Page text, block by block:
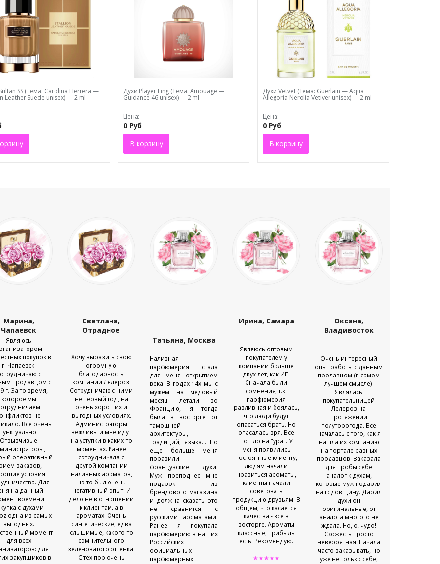
SS (Тема: Carolina Herrera —
Leather Suede unisex) — 2 ml
Духи Plaуеr Fing (Тема: Amouage —
Guidance 46 unisex) — 2 ml
Цена:
0 Руб
В корзину
Духи Vеtvеt (Тема: Guerlain — Aqua
Allegoria Nerolia Vetiver unisex) — 2 ml
Цена:
0 Руб
В корзину
Марина,
Чапаевск
Являюсь
покупок в
г. Чапаевск.
с
продавцом с
г. За то время,
которое мы
не
Все очень
пунктуально.
Отзывчивые
оперативный
заказов,
условия
Для
на данный
времени
с духами
одна из самых
выгодных.
момент
для всех
для
закупщиков в
Светлана,
Отрадное
Хочу выразить свою
огромную
благодарность
компании Лелероз.
Сотрудничаю с ними
не первый год, на
очень хороших и
выгодных условиях.
Администраторы
вежливы и мне идут
на уступки в каких-то
моментах. Ранее
сотрудничала с
другой компании
наливных ароматов,
но то был очень
негативный опыт. И
дело не в отношении
к клиентам, а в
ароматах. Очень
синтетические, едва
слышимые, какого-то
сомнительного
зеленоватого оттенка.
С тех пор очень
Татьяна, Москва
Наливная
парфюмерия стала
для меня открытием
века. В годах 14х мы с
мужем на медовый
месяц летали во
Францию, я тогда
была в восторге от
тамошней
архитектуры,
традиций, языка... Но
еще больше меня
поразили
французские духи.
Муж преподнес мне
подарок из
брендового магазина
и должна сказать это
не сравнится с
русскими ароматами.
Ранее я покупала
парфюмерию в наших
Российских
официальных
парфюмерных
Ирина, Самара
Являюсь оптовым
покупателем у
компании больше
двух лет, как ИП.
Сначала были
сомнения, т.к.
парфюмерия
разливная и боялась,
что люди будут
опасаться брать. Но
опасалась зря. Все
пошло на "ура". У
меня появились
постоянные клиенту,
людям начали
нравиться ароматы,
клиенты начали
советовать
продукцию друзьям. В
общем, что касается
качества - все в
восторге. Ароматы
классные, прибыль
есть. Рекомендую.
★★★★★
Оксана,
Владивосток
Очень интересный
опыт работы с данным
продавцом (в самом
лучшем смысле).
Являлась
покупательницей
Лелероз на
протяжении
полуторогода. Все
началась с того, как я
нашла их компанию
на портале разных
продавцов. Заказала
для пробы себе
аналог к духам,
которые муж подарил
на годовщину. Дарил
духи он
оригинальные, от
аналога многого не
ждала. Но, о, чудо!
Схожесть просто
невероятная. Начала
часто заказывать, но
уже не только себе,